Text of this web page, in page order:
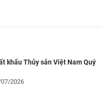
khẩu Thủy sản Việt Nam Quý
2026